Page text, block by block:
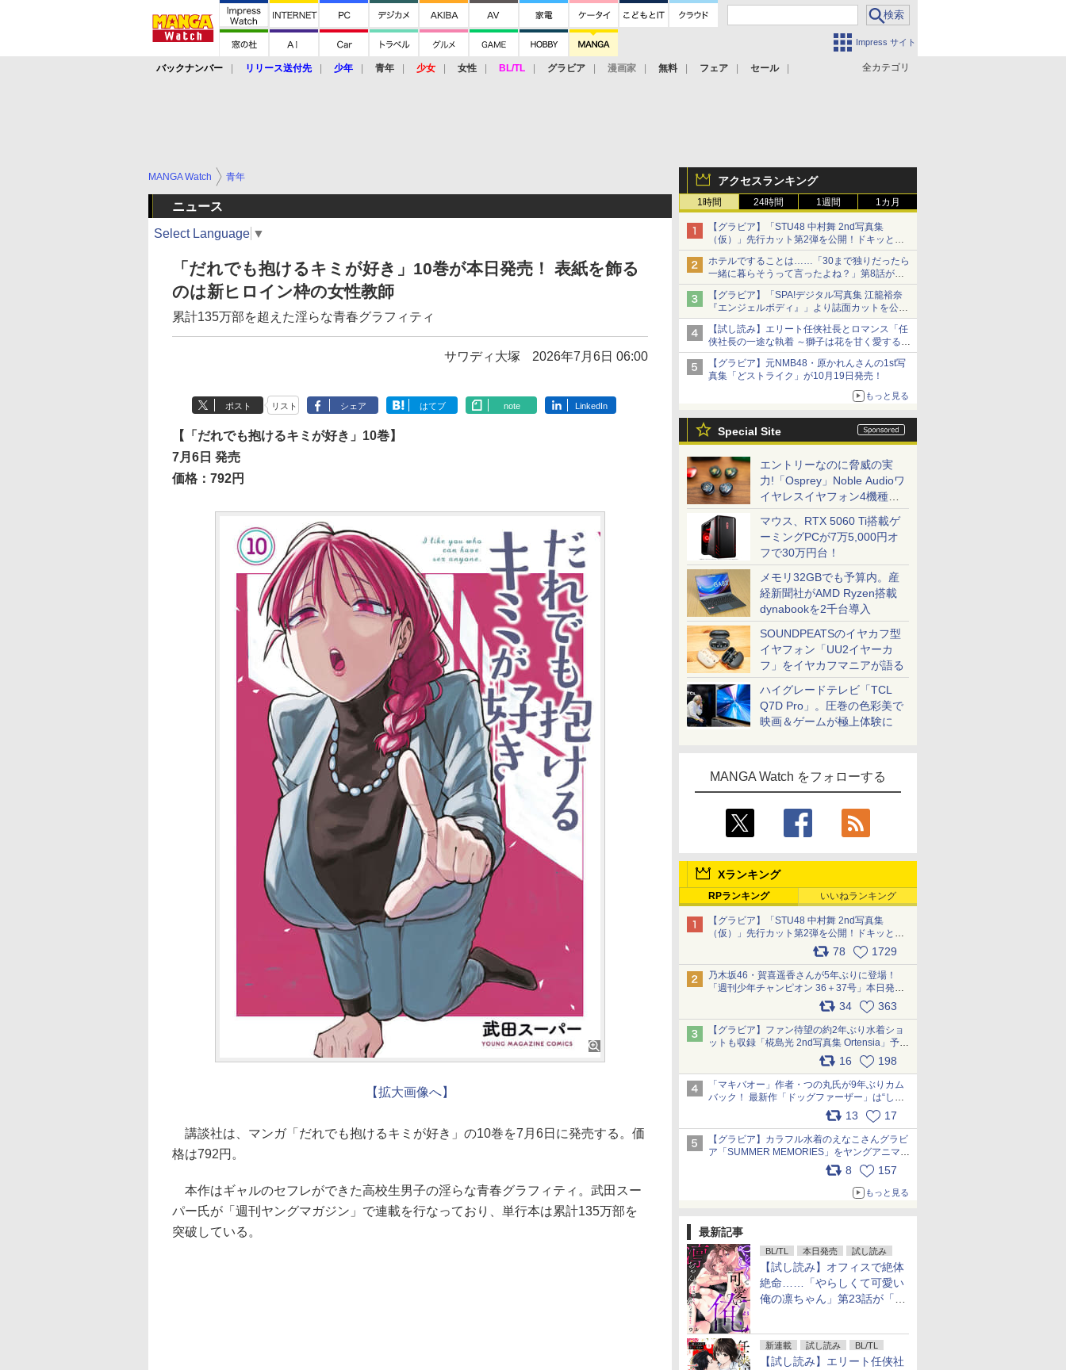
Impress サイト
全カテゴリ
バックナンバー リリース送付先 少年 青年 少女 女性 BL/TL グラビア 漫画家 無料 フェア セール
アクセスランキング
1時間 24時間 1週間 1カ月
【グラビア】「STU48 中村舞 2nd写真集
（仮）」先行カット第2弾を公開！ドキッとす
るランジェリーカットなど新たな挑戦
ホテルですることは……「30まで独りだったら
一緒に暮らそうって言ったよね？」第8話が無
料公開。一緒にお風呂！
【グラビア】「SPA!デジタル写真集 江籠裕奈
『エンジェルボディ』」より誌面カットを公
開！
【試し読み】エリート任侠社長とロマンス「任
侠社長の一途な執着 ～獅子は花を甘く愛する
～」をメチャコミで先行配信開始
【グラビア】元NMB48・原かれんさんの1st写
真集「どストライク」が10月19日発売！
もっと見る
Special Site
エントリーなのに脅威の実
力!「Osprey」Noble Audioワ
イヤレスイヤフォン4機種を
一気に聴く
マウス、RTX 5060 Ti搭載ゲ
ーミングPCが7万5,000円オ
フで30万円台！
メモリ32GBでも予算内。産
経新聞社がAMD Ryzen搭載
dynabookを2千台導入
SOUNDPEATSのイヤカフ型
イヤフォン「UU2イヤーカ
フ」をイヤカフマニアが語る
ハイグレードテレビ「TCL
Q7D Pro」。圧巻の色彩美で
映画＆ゲームが極上体験に
MANGA Watch をフォローする
Xランキング
RPランキング いいねランキング
【グラビア】「STU48 中村舞 2nd写真集
（仮）」先行カット第2弾を公開！ドキッとす
るランジェリーカットなど新たな挑戦
78 1729
乃木坂46・賀喜遥香さんが5年ぶりに登場！
「週刊少年チャンピオン 36＋37号」本日発
売 pic.x.com/2Mo85ZlRvK
34 363
【グラビア】ファン待望の約2年ぶり水着ショ
ットも収録「椛島光 2nd写真集 Ortensia」予約
16 198
「マキバオー」作者・つの丸氏が9年ぶりカム
バック！ 最新作「ドッグファーザー」は“しゃ
べらない動物”とのリアルな暮らしを描く 「も
うこれ以上の幸せはない」……一緒に暮らす愛
犬たちへ… pic.x.com/hEr88DgVyD
13 17
【グラビア】カラフル水着のえなこさんグラビ
ア「SUMMER MEMORIES」をヤングアニマル
Webで公開中 pic.x.com/wdmmjZ7DnV
8 157
もっと見る
最新記事
BL/TL 本日発売 試し読み
【試し読み】オフィスで絶体
絶命……「やらしくて可愛い
俺の凛ちゃん」第23話が「コ
新連載 試し読み BL/TL
【試し読み】エリート任侠社
MANGA Watch 青年
ニュース
Select Language ▼
「だれでも抱けるキミが好き」10巻が本日発売！ 表紙を飾る
のは新ヒロイン枠の女性教師
累計135万部を超えた淫らな青春グラフィティ
サワディ大塚 2026年7月6日 06:00
ポスト リスト シェア はてブ note LinkedIn
【「だれでも抱けるキミが好き」10巻】
7月6日 発売
価格：792円
【拡大画像へ】
講談社は、マンガ「だれでも抱けるキミが好き」の10巻を7月6日に発売する。価
格は792円。
本作はギャルのセフレができた高校生男子の淫らな青春グラフィティ。武田スー
パー氏が「週刊ヤングマガジン」で連載を行なっており、単行本は累計135万部を
突破している。